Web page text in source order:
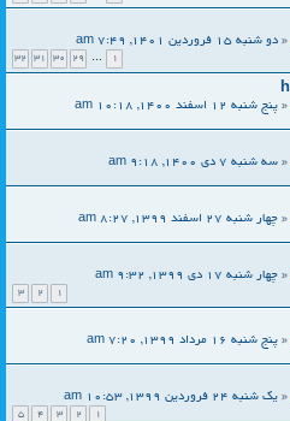
« دو شنبه 15 فروردین 1401, 7:49 am
1
…
29
30
31
32
« پنج شنبه 12 اسفند 1400, 10:18 am
« سه شنبه 7 دی 1400, 9:18 am
« چهار شنبه 27 اسفند 1399, 8:27 am
« چهار شنبه 17 دی 1399, 9:32 am
1
2
3
« پنج شنبه 16 مرداد 1399, 7:20 am
« یک شنبه 24 فروردین 1399, 10:53 am
1
2
3
4
5